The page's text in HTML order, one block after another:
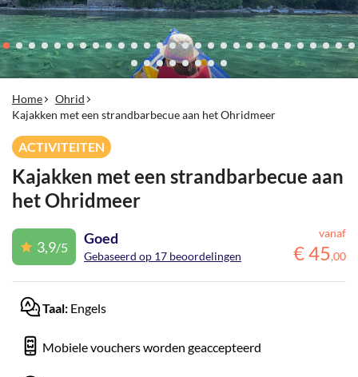
Home
Ohrid
Kajakken met een strandbarbecue aan het Ohridmeer
ACTIVITEITEN
Kajakken met een strandbarbecue aan
het Ohridmeer
3,9/5
Goed
Gebaseerd op 17 beoordelingen
vanaf
€45,00
Taal: Engels
Mobiele vouchers worden geaccepteerd